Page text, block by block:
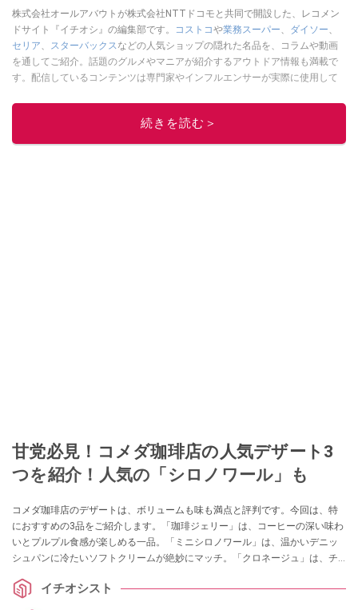
株式会社オールアバウトが株式会社NTTドコモと共同で開設した、レコメン
ドサイト『イチオシ』の編集部です。
コストコや業務スーパー、 ダイソー、
セリア、 スターバックスなどの人気ショップの隠れた名品を、コラムや動画
を通してご紹介。話題のグルメやマニアが紹介するアウトドア情報も満載で
す。配信しているコンテンツは専門家やインフルエンサーが実際に使用して
ニュースでフォロー
続きを読む＞
甘党必見！コメダ珈琲店の人気デザート3
つを紹介！人気の「シロノワール」も
コメダ珈琲店のデザートは、ボリュームも味も満点と評判です。今回は、特
におすすめの3品をご紹介します。「珈琲ジェリー」は、コーヒーの深い味わ
いとプルプル食感が楽しめる一品。「ミニシロノワール」は、温かいデニッ
シュパンに冷たいソフトクリームが絶妙にマッチ。「クロネージュ」は、チ
たい逸品ばかり！
イチオシスト